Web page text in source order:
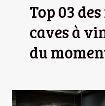
Top 03
caves à
du